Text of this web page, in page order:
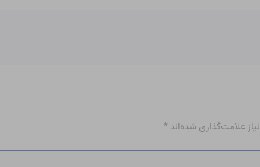
علامت‌گذاری شده‌اند *